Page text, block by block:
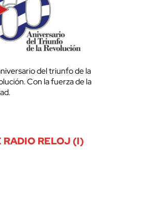
del triunfo de la
Con la fuerza de la
RADIO RELOJ (I)